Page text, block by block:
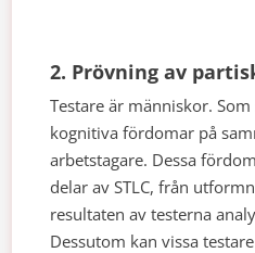
2. Prövning av
Testare är människor.
kognitiva fördomar på
arbetstagare. Dessa
delar av STLC, från
resultaten av testerna
Dessutom kan vissa